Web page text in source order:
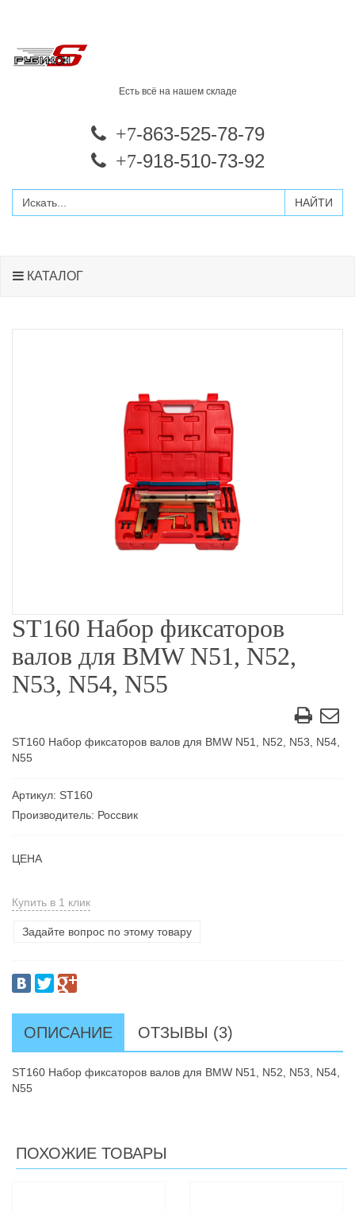
Есть всё на нашем складе
+7-863-525-78-79
+7-918-510-73-92
КАТАЛОГ
ST160 Набор фиксаторов
валов для BMW N51, N52,
N53, N54, N55
ST160 Набор фиксаторов валов для BMW N51, N52, N53, N54,
N55
Артикул: ST160
Производитель: Россвик
ЦЕНА
Купить в 1 клик
Задайте вопрос по этому товару
ОПИСАНИЕ ОТЗЫВЫ (3)
ST160 Набор фиксаторов валов для BMW N51, N52, N53, N54,
N55
ПОХОЖИЕ ТОВАРЫ